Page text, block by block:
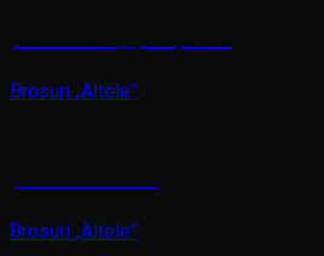
Brosuri „Altele”
Brosuri „Altele”